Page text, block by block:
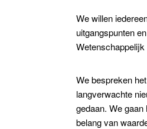
We willen
uitgangspunten
We bespreken
langverwachte
gedaan. We
belang van